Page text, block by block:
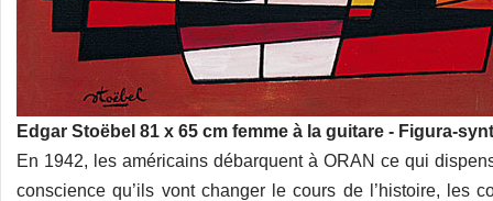
Edgar Stoëbel 81 x 65 cm femme à la guitare - Figura-
En 1942, les américains débarquent à ORAN ce qui
conscience qu’ils vont changer le cours de l’histoire, les